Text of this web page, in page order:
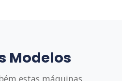
Modelos
estas máquinas